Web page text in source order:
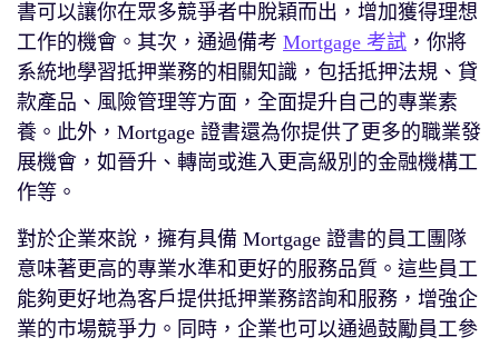
書可以讓你在眾多競爭者中脫穎而出，增加獲得理想
工作的機會。其次，通過備考 Mortgage 考試 ，你將
系統地學習抵押業務的相關知識，包括抵押法規、貸
款產品、風險管理等方面，全面提升自己的專業素
養。此外，Mortgage 證書還為你提供了更多的職業發
展機會，如晉升、轉崗或進入更高級別的金融機構工
作等。
對於企業來說，擁有具備 Mortgage 證書的員工團隊
意味著更高的專業水準和更好的服務品質。這些員工
能夠更好地為客戶提供抵押業務諮詢和服務，增強企
業的市場競爭力。同時，企業也可以通過鼓勵員工參